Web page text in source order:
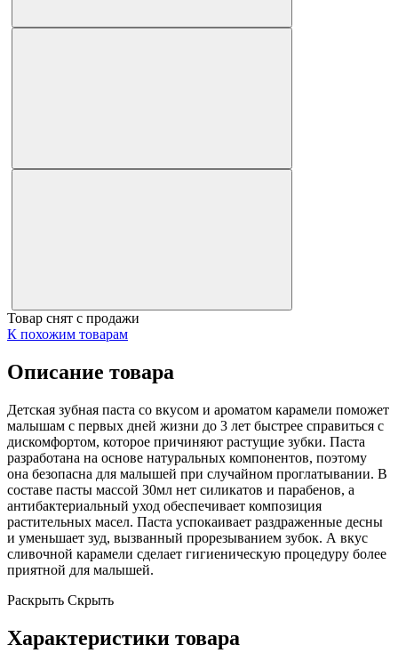
Товар снят с продажи
К похожим товарам
Описание товара
Детская зубная паста со вкусом и ароматом карамели поможет
малышам с первых дней жизни до 3 лет быстрее справиться с
дискомфортом, которое причиняют растущие зубки. Паста
разработана на основе натуральных компонентов, поэтому
она безопасна для малышей при случайном проглатывании. В
составе пасты массой 30мл нет силикатов и парабенов, а
антибактериальный уход обеспечивает композиция
растительных масел. Паста успокаивает раздраженные десны
и уменьшает зуд, вызванный прорезыванием зубок. А вкус
сливочной карамели сделает гигиеническую процедуру более
приятной для малышей.
Раскрыть Скрыть
Характеристики товара